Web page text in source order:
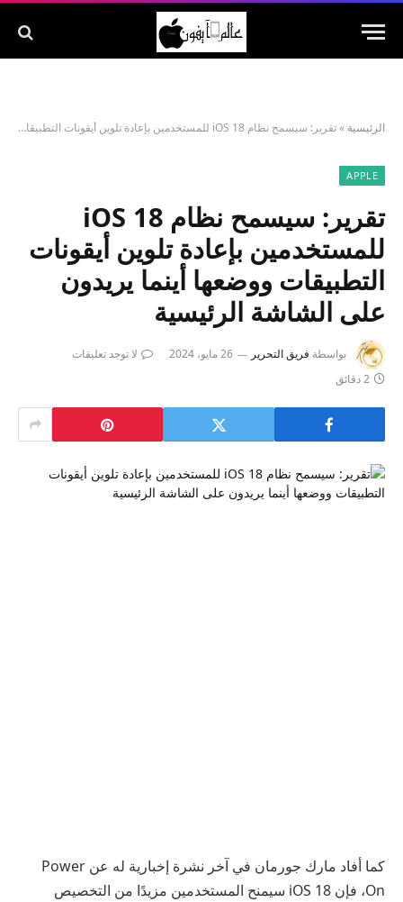
الرئيسية »تقرير: سيسمح نظام iOS 18 للمستخدمين بإعادة تلوين أيقونات التطبيقات ووضعها أينما يريدون على الشاشة الرئيسية
APPLE
تقرير: سيسمح نظام iOS 18
للمستخدمين بإعادة تلوين أيقونات
التطبيقات ووضعها أينما يريدون
على الشاشة الرئيسية
بواسطة فريق التحرير 26 مايو، 2024
لا توجد تعليقات
2 دقائق
كما أفاد مارك جورمان في آخر نشرة إخبارية له عن Power
On، فإن iOS 18 سيمنح المستخدمين مزيدًا من التخصيص